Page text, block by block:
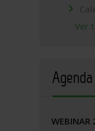
Ver
Agenda